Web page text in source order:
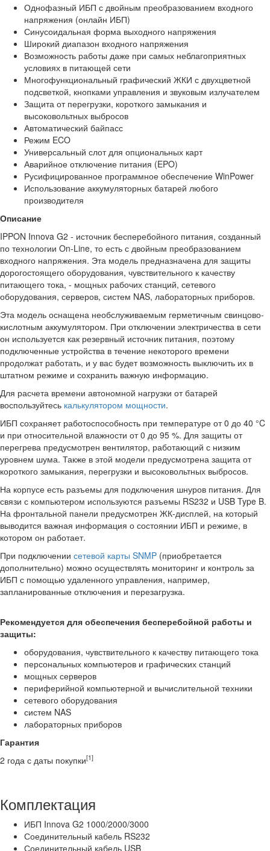
Однофазный ИБП с двойным преобразованием входного
напряжения (онлайн ИБП)
Синусоидальная форма выходного напряжения
Широкий диапазон входного напряжения
Возможность работы даже при самых неблагоприятных
условиях в питающей сети
Многофункциональный графический ЖКИ с двухцветной
подсветкой, кнопками управления и звуковым излучателем
Защита от перегрузки, короткого замыкания и
высоковольтных выбросов
Автоматический байпасс
Режим ECO
Универсальный слот для опциональных карт
Аварийное отключение питания (EPO)
Русифицированное программное обеспечение WinPower
Использование аккумуляторных батарей любого
производителя
Описание
IPPON Innova G2 - источник бесперебойного питания, созданный
по технологии On-Line, то есть с двойным преобразованием
входного напряжения. Эта модель предназначена для защиты
дорогостоящего оборудования, чувствительного к качеству
питающего тока, - мощных рабочих станций, сетевого
оборудования, серверов, систем NAS, лабораторных приборов.
Эта модель оснащена необслуживаемым герметичным свинцово-
кислотным аккумулятором. При отключении электричества в сети
он используется как резервный источник питания, поэтому
подключенные устройства в течение некоторого времени
продолжат работать, и у вас будет возможность выключить их в
штатном режиме и сохранить важную информацию.
Для расчета времени автономной нагрузки от батарей
воспользуйтесь калькулятором мощности.
ИБП сохраняет работоспособность при температуре от 0 до 40 °C
и при относительной влажности от 0 до 95 %. Для защиты от
перегрева предусмотрен вентилятор, работающий с низким
уровнем шума. Также в этой модели предусмотрена защита от
короткого замыкания, перегрузки и высоковольтных выбросов.
На корпусе есть разъемы для подключения шнуров питания. Для
связи с компьютером используются разъемы RS232 и USB Type B.
На фронтальной панели предусмотрен ЖК-дисплей, на который
выводится важная информация о состоянии ИБП и режиме, в
котором он работает.
При подключении сетевой карты SNMP (приобретается
дополнительно) можно осуществлять мониторинг и контроль за
ИБП с помощью удаленного управления, например,
запланированные отключения и перезагрузка.
Рекомендуется для обеспечения бесперебойной работы и
защиты:
оборудования, чувствительного к качеству питающего тока
персональных компьютеров и графических станций
мощных серверов
периферийной компьютерной и вычислительной техники
сетевого оборудования
систем NAS
лабораторных приборов
Гарантия
2 года с даты покупки[1]
Комплектация
ИБП Innova G2 1000/2000/3000
Соединительный кабель RS232
Соединительный кабель USB